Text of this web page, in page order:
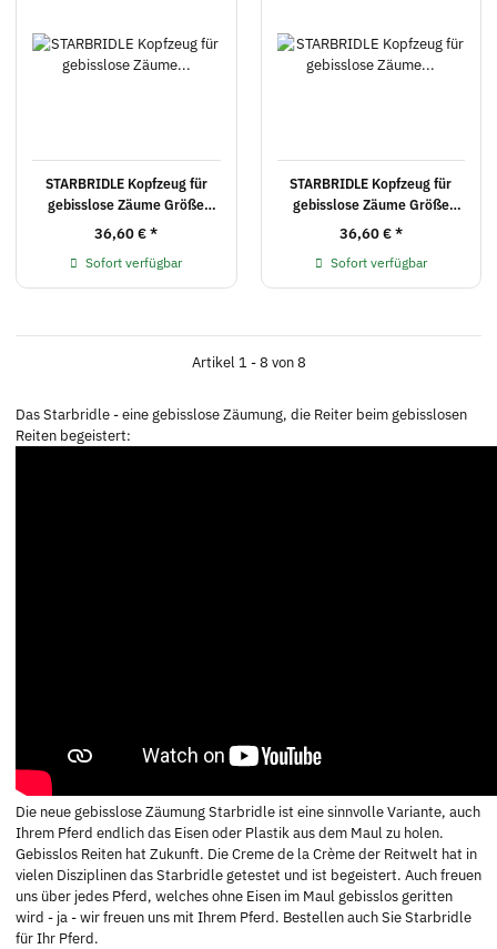
STARBRIDLE Kopfzeug für
gebisslose Zäume Größe
Vollblut London
36,60 €*
Sofort verfügbar
STARBRIDLE Kopfzeug für
gebisslose Zäume Größe
Vollblut schwarz
36,60 €*
Sofort verfügbar
Artikel 1 - 8 von 8
Das Starbridle - eine gebisslose Zäumung, die Reiter beim gebisslosen
Reiten begeistert:
Die neue gebisslose Zäumung Starbridle ist eine sinnvolle Variante, auch
Ihrem Pferd endlich das Eisen oder Plastik aus dem Maul zu holen.
Gebisslos Reiten hat Zukunft. Die Creme de la Crème der Reitwelt hat in
vielen Disziplinen das Starbridle getestet und ist begeistert. Auch freuen
uns über jedes Pferd, welches ohne Eisen im Maul gebisslos geritten
wird - ja - wir freuen uns mit Ihrem Pferd. Bestellen auch Sie Starbridle
für Ihr Pferd.